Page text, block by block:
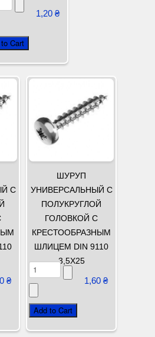
1,20 ₴
С
₴
ШУРУП
УНИВЕРСАЛЬНЫЙ С
ПОЛУКРУГЛОЙ
ГОЛОВКОЙ С
КРЕСТООБРАЗНЫМ
ШЛИЦЕМ DIN 9110
3,5Х25
1,60 ₴